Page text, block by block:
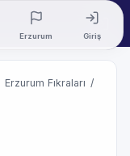
Erzurum Giriş
Erzurum Fıkraları /